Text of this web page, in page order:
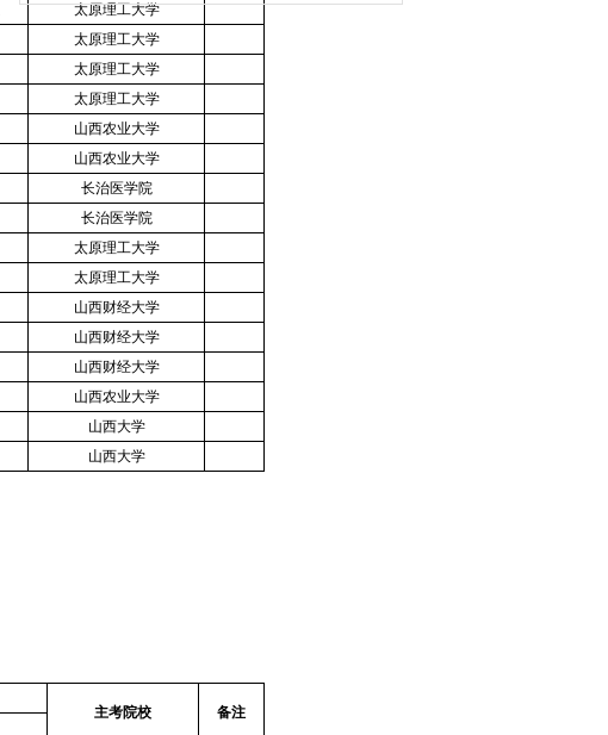
太原理工大学
太原理工大学
太原理工大学
太原理工大学
山西农业大学
山西农业大学
长治医学院
长治医学院
太原理工大学
太原理工大学
山西财经大学
山西财经大学
山西财经大学
山西农业大学
山西大学
山西大学
主考院校
备注